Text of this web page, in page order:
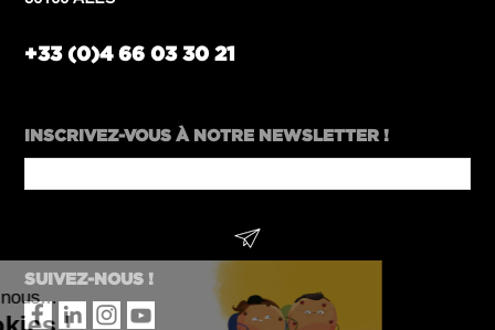
+33 (0)4 66 03 30 21
INSCRIVEZ-VOUS À NOTRE NEWSLETTER !
Website
URL
SUIVEZ-NOUS !